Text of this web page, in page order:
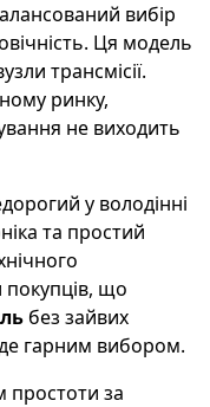
вибір
Ця модель
трансмісії.
ринку,
не виходить
у володінні
та простий
покупців, що
без зайвих
гарним вибором.
простоти за